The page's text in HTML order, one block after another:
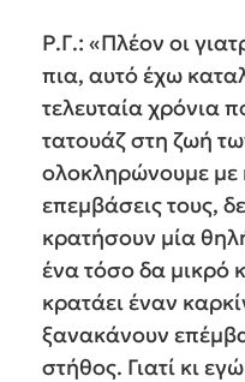
Ρ.Γ.: «Πλέον οι
πια, αυτό έχω
τελευταία χρόνια
τατουάζ στη ζωή
ολοκληρώνουμε με
επεμβάσεις τους,
κρατήσουν μία
ένα τόσο δα μικρό
κρατάει έναν
ξανακάνουν
στήθος. Γιατί κι